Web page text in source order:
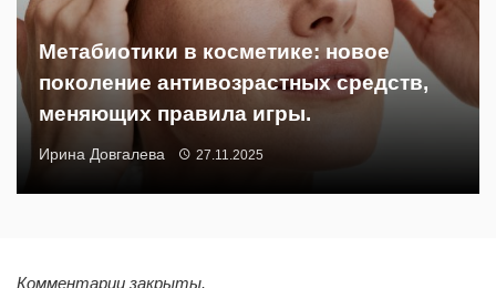
Метабиотики в косметике: новое
поколение антивозрастных средств,
меняющих правила игры.
Ирина Довгалева 27.11.2025
Комментарии закрыты.